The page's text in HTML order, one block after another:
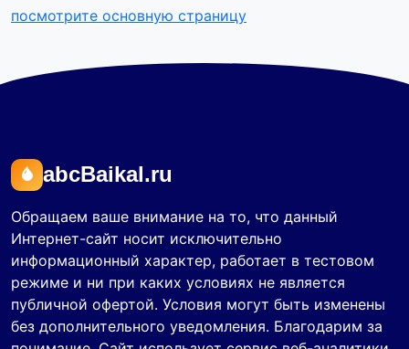
посмотрите основную страницу
abcBaikal.ru
Обращаем ваше внимание на то, что данный
Интернет-сайт носит исключительно
информационный характер, работает в тестовом
режиме и ни при каких условиях не является
публичной офертой. Условия могут быть изменены
без дополнительного уведомления. Благодарим за